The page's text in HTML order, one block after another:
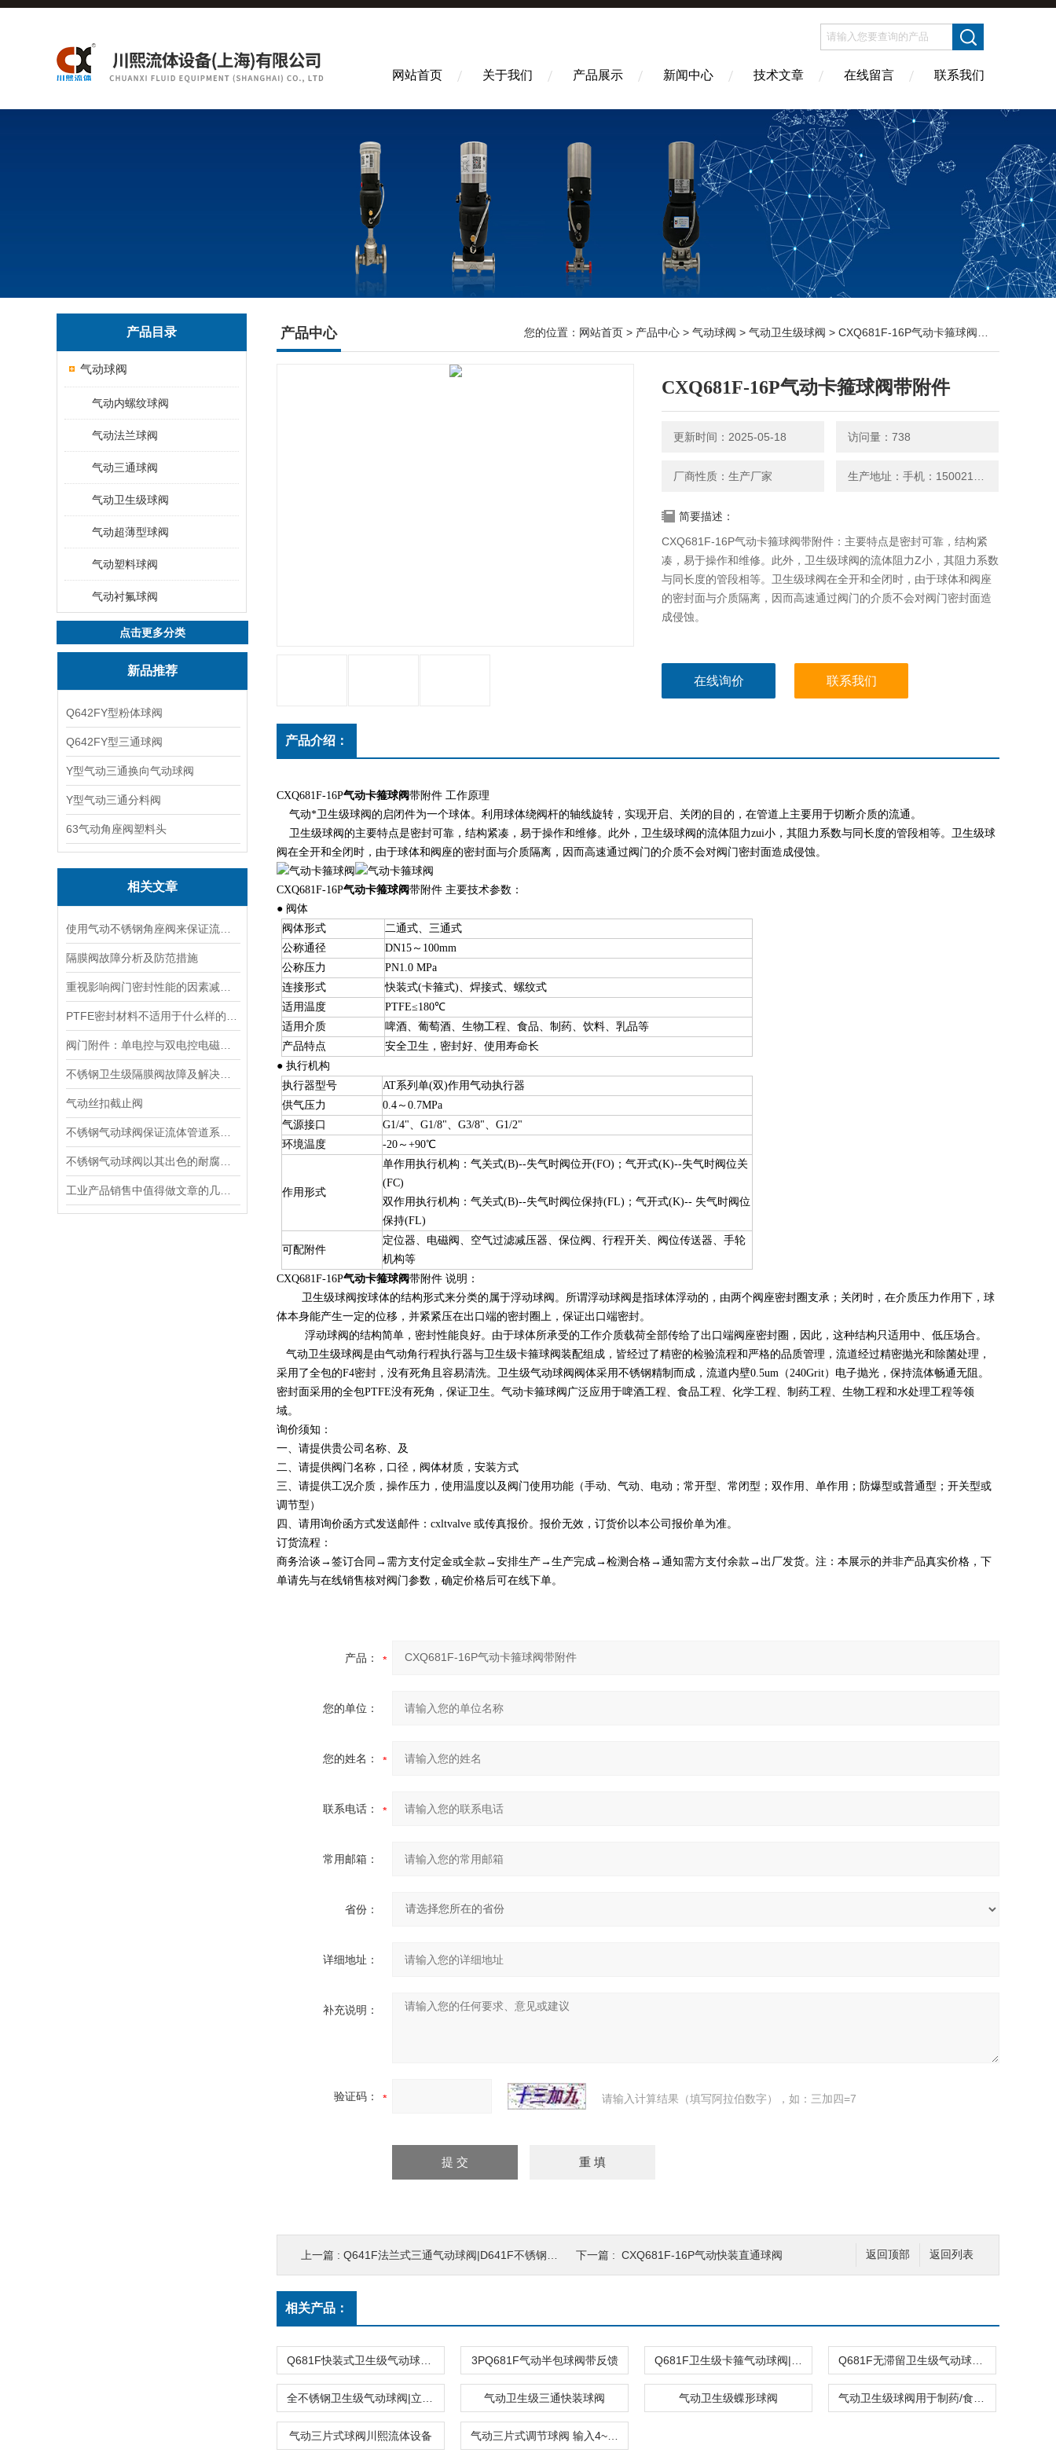
网站首页 关于我们 产品展示 新闻中心 技术文章 在线留言 联系我们
产品目录
气动球阀
气动内螺纹球阀
气动法兰球阀
气动三通球阀
气动卫生级球阀
气动超薄型球阀
气动塑料球阀
气动衬氟球阀
点击更多分类
新品推荐
Q642FY型粉体球阀
Q642FY型三通球阀
Y型气动三通换向气动球阀
Y型气动三通分料阀
63气动角座阀塑料头
相关文章
隔膜阀故障分析及防范措施
气动丝扣截止阀
产品中心 您的位置： 网站首页 > 产品中心 > 气动球阀 > 气动卫生级球阀 > CXQ681F-16P气动卡箍球阀带附件
CXQ681F-16P气动卡箍球阀带附件
更新时间：2025-05-18 访问量：738
厂商性质：生产厂家
简要描述：
CXQ681F-16P气动卡箍球阀带附件：主要特点是密封可靠，结构紧
凑，易于操作和维修。此外，卫生级球阀的流体阻力Z小，其阻力系数
与同长度的管段相等。卫生级球阀在全开和全闭时，由于球体和阀座
的密封面与介质隔离，因而高速通过阀门的介质不会对阀门密封面造
成侵蚀。
在线询价 联系我们
产品介绍：
CXQ681F-16P气动卡箍球阀带附件 工作原理
气动*卫生级球阀的启闭件为一个球体。利用球体绕阀杆的轴线旋转，实现开启、关闭的目的，在管道上主要用于切断介质的流通。
卫生级球阀的主要特点是密封可靠，结构紧凑，易于操作和维修。此外，卫生级球阀的流体阻力zui小，其阻力系数与同长度的管段相等。卫生级球
阀在全开和全闭时，由于球体和阀座的密封面与介质隔离，因而高速通过阀门的介质不会对阀门密封面造成侵蚀。
CXQ681F-16P气动卡箍球阀带附件 主要技术参数：
● 阀体
阀体形式
二通式、三通式
公称通径
DN15～100mm
公称压力
PN1.0 MPa
连接形式
快装式(卡箍式)、焊接式、螺纹式
适用温度
PTFE≤180℃
适用介质
啤酒、葡萄酒、生物工程、食品、制药、饮料、乳品等
产品特点
安全卫生，密封好、使用寿命长
● 执行机构
执行器型号
AT系列单(双)作用气动执行器
供气压力
0.4～0.7MPa
气源接口
G1/4"、G1/8"、G3/8"、G1/2"
环境温度
-20～+90℃
作用形式
单作用执行机构：气关式(B)--失气时阀位开(FO)；气开式(K)--失气时阀位关
(FC)
双作用执行机构：气关式(B)--失气时阀位保持(FL)；气开式(K)-- 失气时阀位
保持(FL)
可配附件
定位器、电磁阀、空气过滤减压器、保位阀、行程开关、阀位传送器、手轮
机构等
CXQ681F-16P气动卡箍球阀带附件 说明：
卫生级球阀按球体的结构形式来分类的属于浮动球阀。所谓浮动球阀是指球体浮动的，由两个阀座密封圈支承；关闭时，在介质压力作用下，球
体本身能产生一定的位移，并紧紧压在出口端的密封圈上，保证出口端密封。
浮动球阀的结构简单，密封性能良好。由于球体所承受的工作介质载荷全部传给了出口端阀座密封圈，因此，这种结构只适用中、低压场合。
气动卫生级球阀是由气动角行程执行器与卫生级卡箍球阀装配组成，皆经过了精密的检验流程和严格的品质管理，流道经过精密抛光和除菌处理，
采用了全包的F4密封，没有死角且容易清洗。卫生级气动球阀阀体采用不锈钢精制而成，流道内壁0.5um（240Grit）电子抛光，保持流体畅通无阻。
密封面采用的全包PTFE没有死角，保证卫生。气动卡箍球阀广泛应用于啤酒工程、食品工程、化学工程、制药工程、生物工程和水处理工程等领
域。
询价须知：
一、请提供贵公司名称、及
二、请提供阀门名称，口径，阀体材质，安装方式
三、请提供工况介质，操作压力，使用温度以及阀门使用功能（手动、气动、电动；常开型、常闭型；双作用、单作用；防爆型或普通型；开关型或
调节型）
四、请用询价函方式发送邮件：cxltvalve 或传真报价。报价无效，订货价以本公司报价单为准。
订货流程：
商务洽谈→签订合同→需方支付定金或全款→安排生产→生产完成→检测合格→通知需方支付余款→出厂发货。注：本展示的并非产品真实价格，下
单请先与在线销售核对阀门参数，确定价格后可在线下单。
产品：
您的单位：
您的姓名：
联系电话：
常用邮箱：
省份：
详细地址：
补充说明：
验证码： 请输入计算结果（填写阿拉伯数字），如：三加四=7
返回列表
返回顶部
上一篇 : Q641F法兰式三通气动球阀|D641F不锈钢球阀 下一篇 : CXQ681F-16P气动快装直通球阀
相关产品：
3PQ681F气动半包球阀带反馈
气动卫生级三通快装球阀 气动卫生级蝶形球阀
气动三片式球阀川熙流体设备